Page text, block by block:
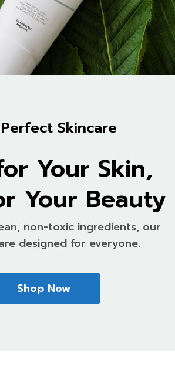
Skincare
Your Skin,
Your Beauty
non-toxic ingredients, our
designed for everyone.
Shop Now